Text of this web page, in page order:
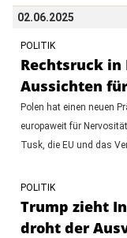
02.06.2025
POLITIK
Rechtsruck in
Aussichten
Polen hat einen neuen
europaweit für
Tusk, die EU und das
POLITIK
Trump zieht
droht der